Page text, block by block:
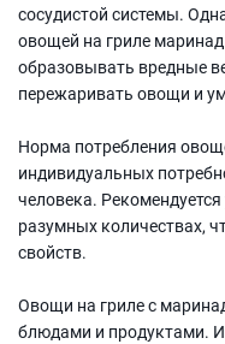
сосудистой системы.
овощей на гриле
образовывать вредные
пережаривать овощи и
Норма потребления
индивидуальных
человека.
разумных количествах,
свойств.
Овощи на гриле с
блюдами и продуктами.